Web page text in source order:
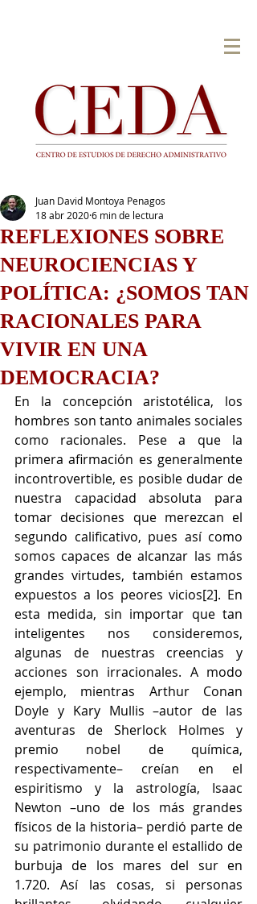
REFLEXIONES SOBRE
NEUROCIENCIAS Y
POLÍTICA: ¿SOMOS TAN
RACIONALES PARA
VIVIR EN UNA
DEMOCRACIA?
Juan David Montoya Penagos
18 abr 20206 min de lectura
En la concepción aristotélica, los
hombres son tanto animales sociales
como racionales. Pese a que la
primera afirmación es generalmente
incontrovertible, es posible dudar de
nuestra capacidad absoluta para
tomar decisiones que merezcan el
segundo calificativo, pues así como
somos capaces de alcanzar las más
grandes virtudes, también estamos
expuestos a los peores vicios[2]. En
esta medida, sin importar que tan
inteligentes nos consideremos,
algunas de nuestras creencias y
acciones son irracionales. A modo
ejemplo, mientras Arthur Conan
Doyle y Kary Mullis –autor de las
aventuras de Sherlock Holmes y
premio nobel de química,
respectivamente– creían en el
espiritismo y la astrología, Isaac
Newton –uno de los más grandes
físicos de la historia– perdió parte de
su patrimonio durante el estallido de
burbuja de los mares del sur en
1.720. Así las cosas, si personas